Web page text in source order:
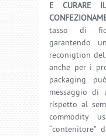
E CURARE
tasso di
garantendo
reconigtion
anche per i
packaging
messaggio di
rispetto al
commodity
“contenitore”